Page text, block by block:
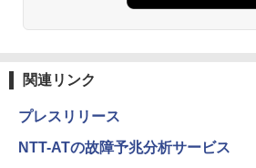
関連リンク
プレスリリース
NTT-ATの故障予兆分析サービス